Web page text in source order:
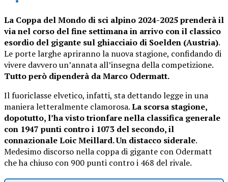
La Coppa del Mondo di sci alpino 2024-2025 prenderà il
via nel corso del fine settimana in arrivo con il classico
esordio del gigante sul ghiacciaio di Soelden (Austria).
Le porte larghe apriranno la nuova stagione, confidando di
vivere davvero un’annata all’insegna della competizione.
Tutto però dipenderà da Marco Odermatt.
Il fuoriclasse elvetico, infatti, sta dettando legge in una
maniera letteralmente clamorosa.La scorsa stagione,
dopotutto, l’ha visto trionfare nella classifica generale
con 1947 punti contro i 1073 del secondo, il
connazionale Loic Meillard. Un distacco siderale.
Medesimo discorso nella coppa di gigante con Odermatt
che ha chiuso con 900 punti contro i 468 del rivale.